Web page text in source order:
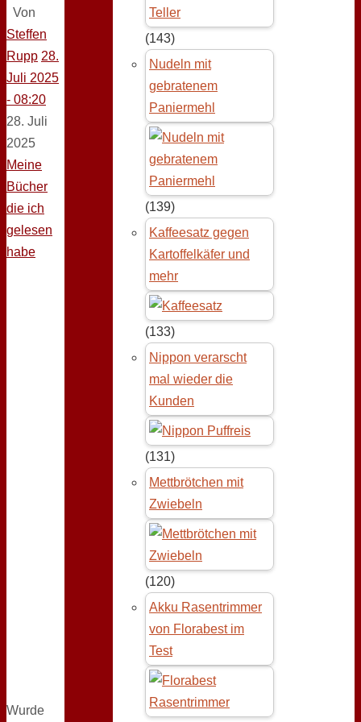
Von
Steffen
Rupp 28.
Juli 2025
- 08:20
28. Juli
2025
Meine
Bücher
die ich
gelesen
habe
Wurde
(143)
Nudeln mit
gebratenem
Paniermehl
(139)
Kaffeesatz gegen
Kartoffelkäfer und
mehr
(133)
Nippon verarscht
mal wieder die
Kunden
(131)
Mettbrötchen mit
Zwiebeln
(120)
Akku Rasentrimmer
von Florabest im
Test